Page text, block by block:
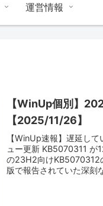
運営情報
【WinUp個別】
【2025/11/26】
【WinUp速報】遅延し
ュー更新 KB5070311 が
の23H2向けKB5070312
版で報告されていた深刻